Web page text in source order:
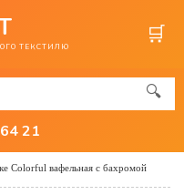
ТЕКСТИЛЮ 🛒
🔍
21
Colorful вафельная с бахромой